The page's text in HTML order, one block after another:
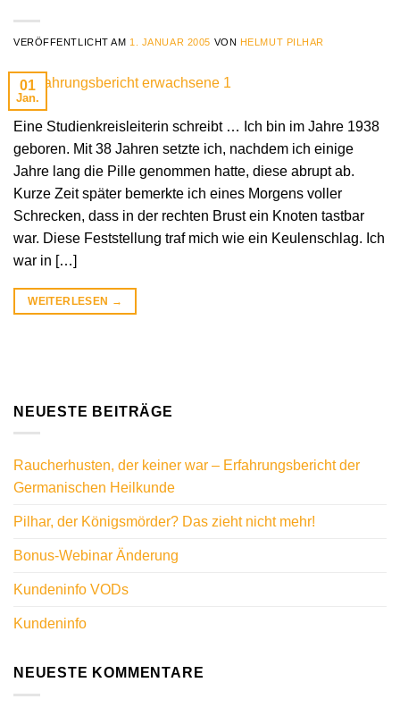
VERÖFFENTLICHT AM 1. JANUAR 2005 VON HELMUT PILHAR
01
Jan.
Eine Studienkreisleiterin schreibt … Ich bin im Jahre 1938
geboren. Mit 38 Jahren setzte ich, nachdem ich einige
Jahre lang die Pille genommen hatte, diese abrupt ab.
Kurze Zeit später bemerkte ich eines Morgens voller
Schrecken, dass in der rechten Brust ein Knoten tastbar
war. Diese Feststellung traf mich wie ein Keulenschlag. Ich
war in […]
WEITERLESEN →
NEUESTE BEITRÄGE
Raucherhusten, der keiner war – Erfahrungsbericht der
Germanischen Heilkunde
Pilhar, der Königsmörder? Das zieht nicht mehr!
Bonus-Webinar Änderung
Kundeninfo VODs
Kundeninfo
NEUESTE KOMMENTARE